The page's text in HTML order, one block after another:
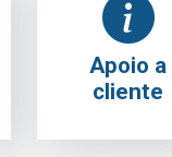
Apoio a
cliente